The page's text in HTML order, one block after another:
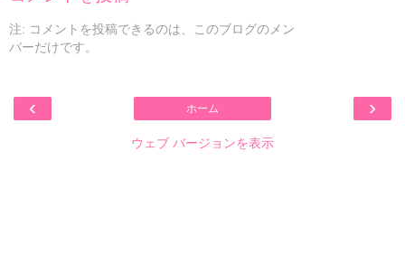
注: コメントを投稿できるのは、このブログのメン
バーだけです。
‹ ›
ホーム
ウェブ バージョンを表示